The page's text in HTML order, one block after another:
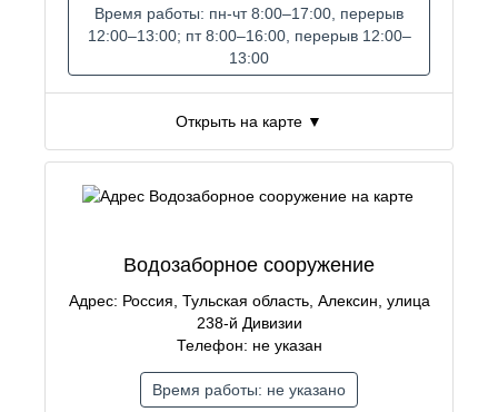
Открыть на карте ▼
Время работы: пн-чт 8:00–17:00, перерыв
12:00–13:00; пт 8:00–16:00, перерыв 12:00–
13:00
Водозаборное сооружение
Адрес: Россия, Тульская область, Алексин, улица
238-й Дивизии
Телефон: не указан
Время работы: не указано